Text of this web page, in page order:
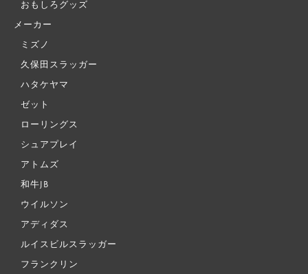
おもしろグッズ
メーカー
ミズノ
久保田スラッガー
ハタケヤマ
ゼット
ローリングス
シュアプレイ
アトムズ
和牛JB
ウイルソン
アディダス
ルイスビルスラッガー
フランクリン